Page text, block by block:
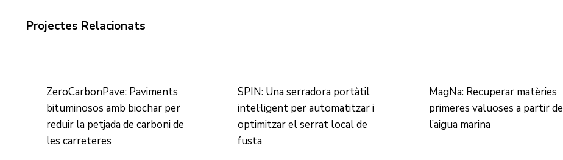
Projectes Relacionats
ZeroCarbonPave: Paviments
bituminosos amb biochar per
reduir la petjada de carboni de
les carreteres
SPIN: Una serradora portàtil
intel·ligent per automatitzar i
optimitzar el serrat local de
fusta
MagNa: Recuperar matèries
primeres valuoses a partir de
l’aigua marina